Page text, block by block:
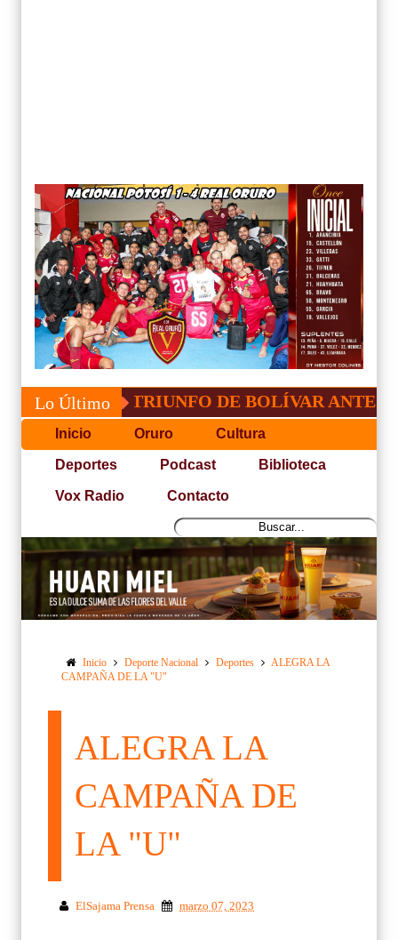
Lo ÚltimoTRIUNFO DE BOLÍVAR ANTE
Inicio Oruro Cultura
Deportes Podcast Biblioteca
Vox Radio Contacto
Inicio Deporte Nacional Deportes
ALEGRA LA
CAMPAÑA DE LA "U"
ALEGRA LA
CAMPAÑA DE
LA "U"
ElSajama Prensa marzo 07, 2023